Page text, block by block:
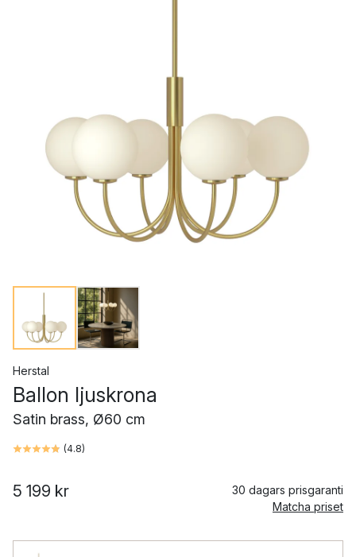
Herstal
Ballon ljuskrona
Satin brass, Ø60 cm
(4.8)
5 199 kr
30 dagars prisgaranti
Matcha priset